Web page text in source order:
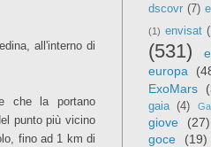
all'interno di
che la portano
punto più vicino
fino ad 1 km di
dscovr (7)
(1) envisat
(531)
europa
ExoMars
gaia (4)
giove
(27)
goce (19)